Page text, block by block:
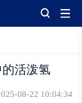
活泼氢
08-22 10:04:34